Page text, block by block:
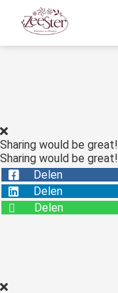
Sharing would be great!
Sharing would be great!
Delen
Delen
Delen